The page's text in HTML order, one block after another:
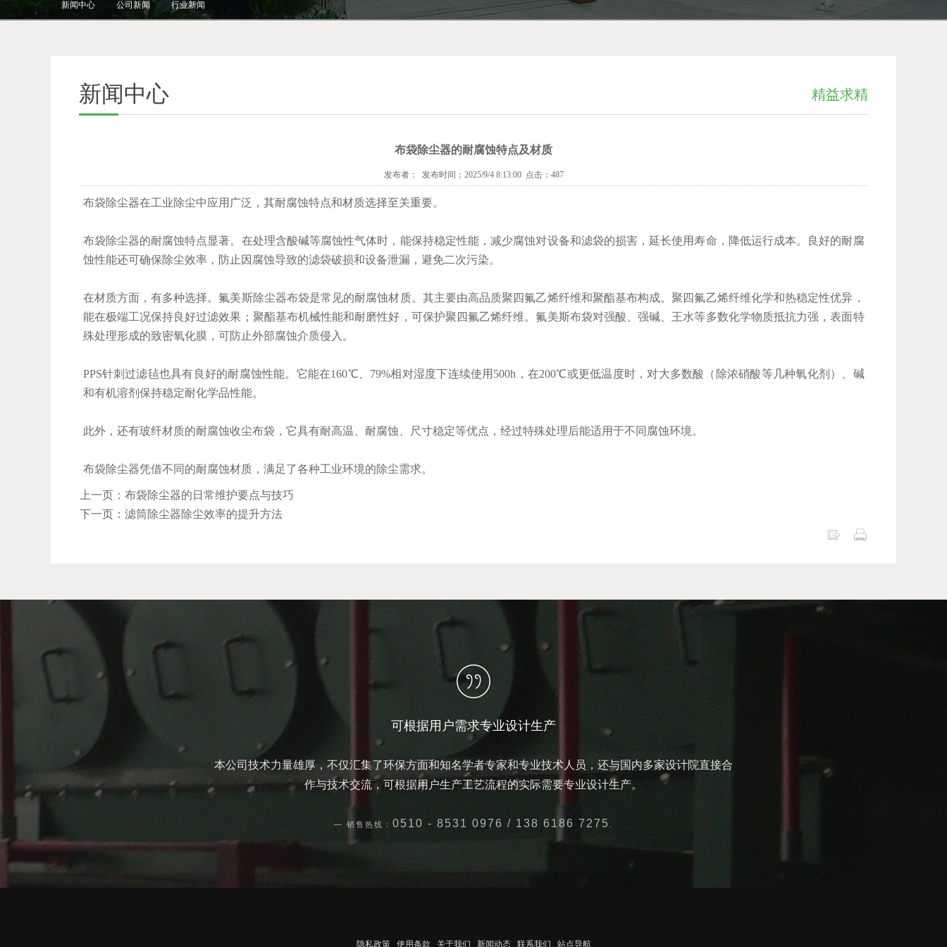
新闻中心 公司新闻 行业新闻
新闻中心 精益求精
布袋除尘器的耐腐蚀特点及材质
发布者： 发布时间：2025/9/4 8:13:00 点击：487
布袋除尘器在工业除尘中应用广泛，其耐腐蚀特点和材质选择至关重要。
布袋除尘器的耐腐蚀特点显著。在处理含酸碱等腐蚀性气体时，能保持稳定性能，减少腐蚀对设备和滤袋的损害，延长使用寿命，降低运行成本。良好的耐腐
蚀性能还可确保除尘效率，防止因腐蚀导致的滤袋破损和设备泄漏，避免二次污染。
在材质方面，有多种选择。氟美斯除尘器布袋是常见的耐腐蚀材质。其主要由高品质聚四氟乙烯纤维和聚酯基布构成。聚四氟乙烯纤维化学和热稳定性优异，
能在极端工况保持良好过滤效果；聚酯基布机械性能和耐磨性好，可保护聚四氟乙烯纤维。氟美斯布袋对强酸、强碱、王水等多数化学物质抵抗力强，表面特
殊处理形成的致密氧化膜，可防止外部腐蚀介质侵入。
PPS针刺过滤毡也具有良好的耐腐蚀性能。它能在160℃、79%相对湿度下连续使用500h，在200℃或更低温度时，对大多数酸（除浓硝酸等几种氧化剂）、碱
和有机溶剂保持稳定耐化学品性能。
此外，还有玻纤材质的耐腐蚀收尘布袋，它具有耐高温、耐腐蚀、尺寸稳定等优点，经过特殊处理后能适用于不同腐蚀环境。
布袋除尘器凭借不同的耐腐蚀材质，满足了各种工业环境的除尘需求。
上一页：布袋除尘器的日常维护要点与技巧
下一页：滤筒除尘器除尘效率的提升方法
可根据用户需求专业设计生产
本公司技术力量雄厚，不仅汇集了环保方面和知名学者专家和专业技术人员，还与国内多家设计院直接合
作与技术交流，可根据用户生产工艺流程的实际需要专业设计生产。
销售热线： 0510 - 8531 0976 / 138 6186 7275
隐私政策 使用条款 关于我们 新闻动态 联系我们 站点导航